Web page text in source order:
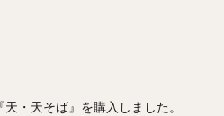
・天そば』を購入しました。